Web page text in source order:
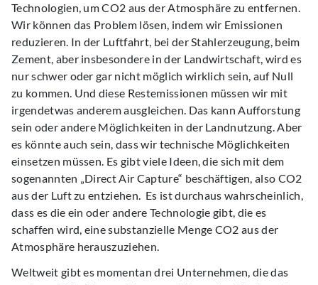
Technologien, um CO2 aus der Atmosphäre zu entfernen.
Wir können das Problem lösen, indem wir Emissionen
reduzieren. In der Luftfahrt, bei der Stahlerzeugung, beim
Zement, aber insbesondere in der Landwirtschaft, wird es
nur schwer oder gar nicht möglich wirklich sein, auf Null
zu kommen. Und diese Restemissionen müssen wir mit
irgendetwas anderem ausgleichen. Das kann Aufforstung
sein oder andere Möglichkeiten in der Landnutzung. Aber
es könnte auch sein, dass wir technische Möglichkeiten
einsetzen müssen. Es gibt viele Ideen, die sich mit dem
sogenannten „Direct Air Capture“ beschäftigen, also CO2
aus der Luft zu entziehen. Es ist durchaus wahrscheinlich,
dass es die ein oder andere Technologie gibt, die es
schaffen wird, eine substanzielle Menge CO2 aus der
Atmosphäre herauszuziehen.
Weltweit gibt es momentan drei Unternehmen, die das